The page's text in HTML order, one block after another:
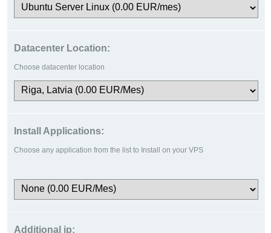
Datacenter Location:
Choose datacenter location
Install Applications:
Choose any application from the list to Install on your VPS
Additional ip: